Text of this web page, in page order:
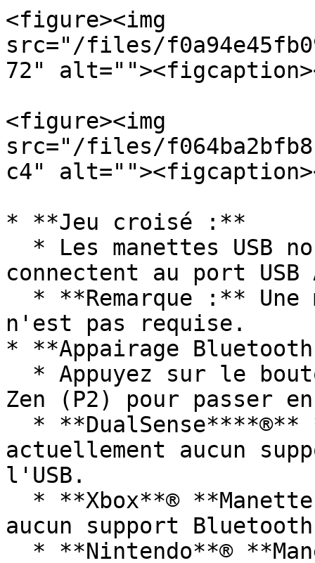
<figure><img
src="/files/
72"
<figure><img
src="/files/
c4"
* **Jeu croisé :**
connectent au port USB
n'est pas requise.
* **Appairage
Zen (P2) pour passer
actuellement aucun
l'USB.
aucun support